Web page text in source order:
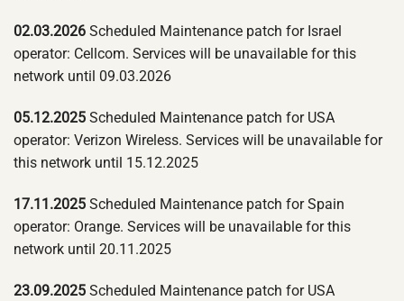
02.03.2026 Scheduled Maintenance patch for Israel
operator: Cellcom. Services will be unavailable for this
network until 09.03.2026
05.12.2025 Scheduled Maintenance patch for USA
operator: Verizon Wireless. Services will be unavailable for
this network until 15.12.2025
17.11.2025 Scheduled Maintenance patch for Spain
operator: Orange. Services will be unavailable for this
network until 20.11.2025
23.09.2025 Scheduled Maintenance patch for USA